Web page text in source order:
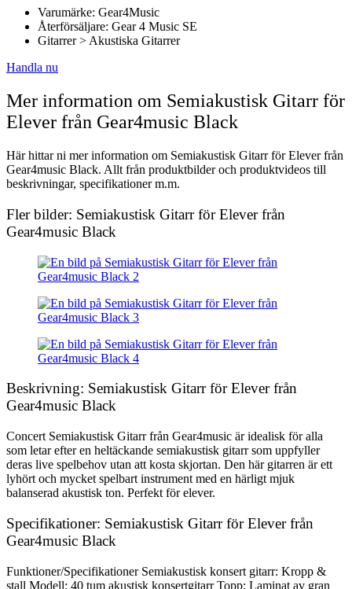
Varumärke: Gear4Music
Återförsäljare: Gear 4 Music SE
Gitarrer > Akustiska Gitarrer
Handla nu
Mer information om Semiakustisk Gitarr för
Elever från Gear4music Black
Här hittar ni mer information om Semiakustisk Gitarr för Elever från
Gear4music Black. Allt från produktbilder och produktvideos till
beskrivningar, specifikationer m.m.
Fler bilder: Semiakustisk Gitarr för Elever från
Gear4music Black
Beskrivning: Semiakustisk Gitarr för Elever från
Gear4music Black
Concert Semiakustisk Gitarr från Gear4music är idealisk för alla
som letar efter en heltäckande semiakustisk gitarr som uppfyller
deras live spelbehov utan att kosta skjortan. Den här gitarren är ett
lyhört och mycket spelbart instrument med en härligt mjuk
balanserad akustisk ton. Perfekt för elever.
Specifikationer: Semiakustisk Gitarr för Elever från
Gear4music Black
Funktioner/Specifikationer Semiakustisk konsert gitarr: Kropp &
stall Modell: 40 tum akustisk konsertgitarr Topp: Laminat av gran